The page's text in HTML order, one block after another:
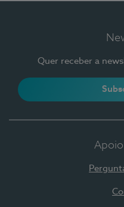
Quer receber a